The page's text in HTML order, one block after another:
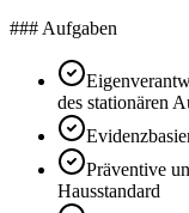
### Aufgaben
des stationären
Präventive
Hausstandard